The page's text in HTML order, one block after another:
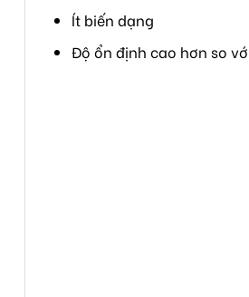
Ít biến dạng
Độ ổn định cao hơn so